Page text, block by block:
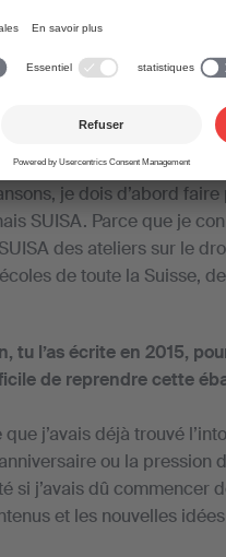
centenaire de SUISA.
je dois d’abord
SUISA. Parce que je
des ateliers sur le
de toute la Suisse,
tu l’as écrite en 2015,
de reprendre cette
j’avais déjà trouvé
ou la pression
j’avais dû commencer
et les nouvelles